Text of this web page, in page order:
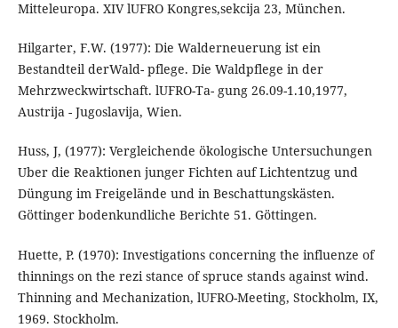
Mitteleuropa. XIV lUFRO Kongres,sekcija 23, München.
Hilgarter, F.W. (1977): Die Walderneuerung ist ein
Bestandteil derWald- pflege. Die Waldpflege in der
Mehrzweckwirtschaft. lUFRO-Ta- gung 26.09-1.10,1977,
Austrija - Jugoslavija, Wien.
Huss, J, (1977): Vergleichende ökologische Untersuchungen
Uber die Reaktionen junger Fichten auf Lichtentzug und
Düngung im Freigelände und in Beschattungskästen.
Göttinger bodenkundliche Berichte 51. Göttingen.
Huette, P. (1970): Investigations concerning the influenze of
thinnings on the rezi stance of spruce stands against wind.
Thinning and Mechanization, lUFRO-Meeting, Stockholm, IX,
1969. Stockholm.